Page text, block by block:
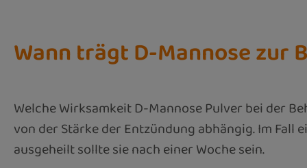
Wann trägt D-Mannose zur
Welche Wirksamkeit D-Mannose Pulver bei der
von der Stärke der Entzündung abhängig. Im
ausgeheilt sollte sie nach einer Woche sein.